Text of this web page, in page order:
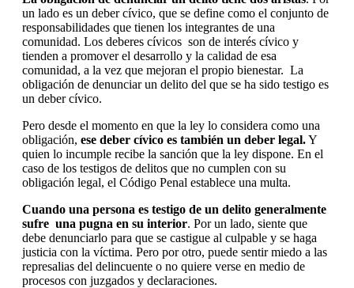
un lado es un deber cívico, que se define como el conjunto de
responsabilidades que tienen los integrantes de una
comunidad. Los deberes cívicos son de interés cívico y
tienden a promover el desarrollo y la calidad de esa
comunidad, a la vez que mejoran el propio bienestar. La
obligación de denunciar un delito del que se ha sido testigo es
un deber cívico.
Pero desde el momento en que la ley lo considera como una
obligación, ese deber cívico es también un deber legal.Y
quien lo incumple recibe la sanción que la ley dispone. En el
caso de los testigos de delitos que no cumplen con su
obligación legal, el Código Penal establece una multa.
Cuando una persona es testigo de un delito generalmente
sufre una pugna en su interior. Por un lado, siente que
debe denunciarlo para que se castigue al culpable y se haga
justicia con la víctima. Pero por otro, puede sentir miedo a las
represalias del delincuente o no quiere verse en medio de
procesos con juzgados y declaraciones.